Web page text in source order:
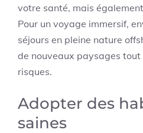
votre santé, mais
Pour un voyage immersif,
séjours en pleine nature
de nouveaux paysages tout
risques.
Adopter des
saines